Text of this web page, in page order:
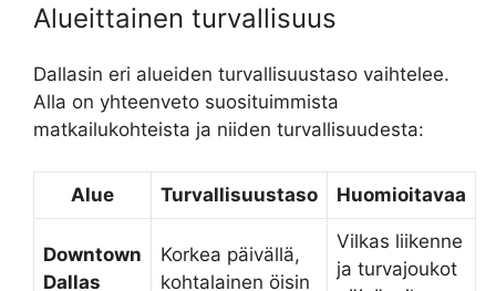
Alueittainen turvallisuus
Dallasin eri alueiden turvallisuustaso vaihtelee.
Alla on yhteenveto suosituimmista
matkailukohteista ja niiden turvallisuudesta:
Alue Turvallisuustaso Huomioitavaa
Downtown
Dallas
Korkea päivällä,
kohtalainen öisin
Vilkas liikenne
ja turvajoukot